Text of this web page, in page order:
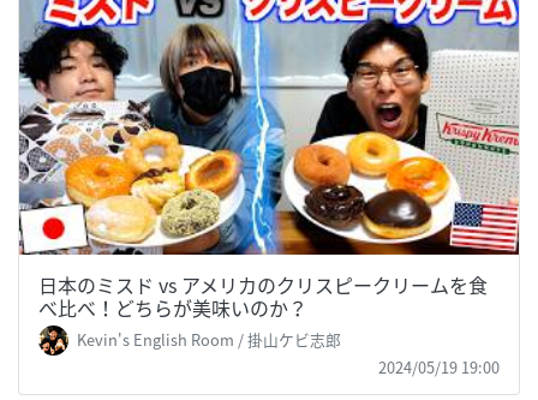
日本のミスド vs アメリカのクリスピークリームを食
べ比べ！どちらが美味いのか？
Kevin's English Room / 掛山ケビ志郎
2024/05/19 19:00